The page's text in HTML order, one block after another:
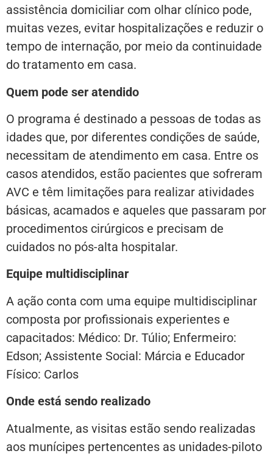
assistência domiciliar com olhar clínico pode,
muitas vezes, evitar hospitalizações e reduzir o
tempo de internação, por meio da continuidade
do tratamento em casa.
Quem pode ser atendido
O programa é destinado a pessoas de todas as
idades que, por diferentes condições de saúde,
necessitam de atendimento em casa. Entre os
casos atendidos, estão pacientes que sofreram
AVC e têm limitações para realizar atividades
básicas, acamados e aqueles que passaram por
procedimentos cirúrgicos e precisam de
cuidados no pós-alta hospitalar.
Equipe multidisciplinar
A ação conta com uma equipe multidisciplinar
composta por profissionais experientes e
capacitados: Médico: Dr. Túlio; Enfermeiro:
Edson; Assistente Social: Márcia e Educador
Físico: Carlos
Onde está sendo realizado
Atualmente, as visitas estão sendo realizadas
aos munícipes pertencentes as unidades-piloto